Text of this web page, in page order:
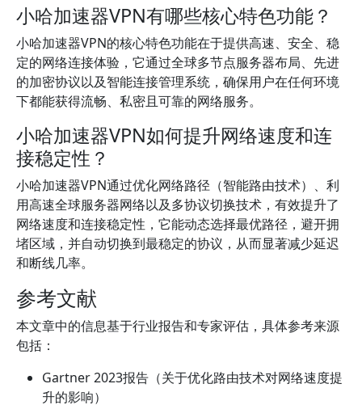
小哈加速器VPN有哪些核心特色功能？
小哈加速器VPN的核心特色功能在于提供高速、安全、稳
定的网络连接体验，它通过全球多节点服务器布局、先进
的加密协议以及智能连接管理系统，确保用户在任何环境
下都能获得流畅、私密且可靠的网络服务。
小哈加速器VPN如何提升网络速度和连
接稳定性？
小哈加速器VPN通过优化网络路径（智能路由技术）、利
用高速全球服务器网络以及多协议切换技术，有效提升了
网络速度和连接稳定性，它能动态选择最优路径，避开拥
堵区域，并自动切换到最稳定的协议，从而显著减少延迟
和断线几率。
参考文献
本文章中的信息基于行业报告和专家评估，具体参考来源
包括：
Gartner 2023报告（关于优化路由技术对网络速度提
升的影响）